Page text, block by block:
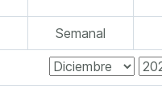
Semanal